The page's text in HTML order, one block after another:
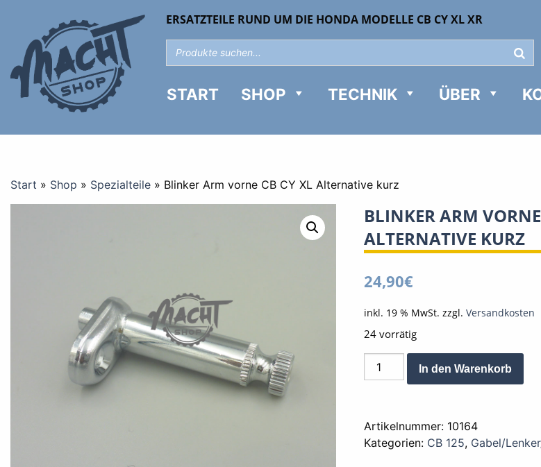
ERSATZTEILE RUND UM DIE HONDA MODELLE CB CY XL XR
START SHOP TECHNIK ÜBER
Start » Shop » Spezialteile » Blinker Arm vorne CB CY XL Alternative kurz
BLINKER ARM
ALTERNATIVE KURZ
24,90€
inkl. 19 % MwSt. zzgl. Versandkosten
24 vorrätig
Blinker
Arm
CY
XL
In den Warenkorb
Artikelnummer: 10164
Kategorien: CB 125, Gabel/